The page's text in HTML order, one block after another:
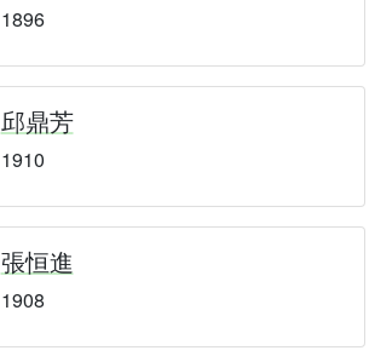
1896
邱鼎芳
1910
張恒進
1908